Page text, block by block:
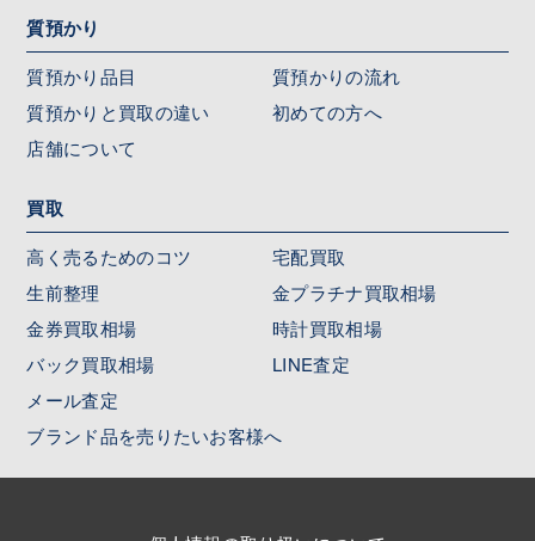
質預かり
質預かり品目
質預かりの流れ
質預かりと買取の違い
初めての方へ
店舗について
買取
高く売るためのコツ
宅配買取
生前整理
金プラチナ買取相場
金券買取相場
時計買取相場
バック買取相場
LINE査定
メール査定
ブランド品を売りたいお客様へ